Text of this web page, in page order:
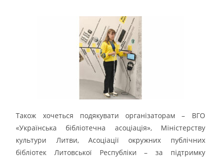
Також хочеться подякувати організаторам – ВГО
«Українська бібліотечна асоціація», Міністерству
культури Литви, Асоціації окружних публічних
бібліотек Литовської Республіки – за підтримку